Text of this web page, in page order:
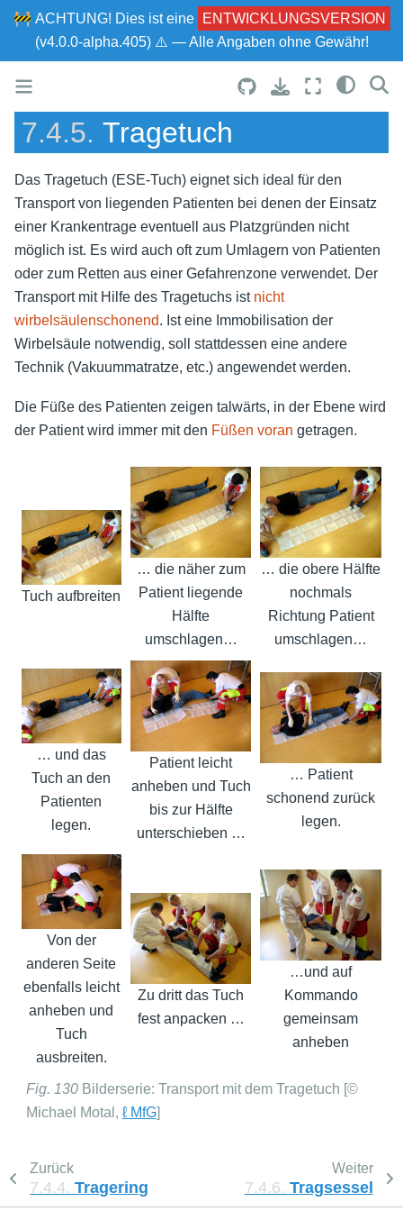
🚧 ACHTUNG! Dies ist eine
ENTWICKLUNGSVERSION
(v4.0.0-alpha.405) ⚠ — Alle Angaben ohne Gewähr!
7.4.5. Tragetuch
Das Tragetuch (ESE-Tuch) eignet sich ideal für den
Transport von liegenden Patienten bei denen der Einsatz
einer Krankentrage eventuell aus Platzgründen nicht
möglich ist. Es wird auch oft zum Umlagern von Patienten
oder zum Retten aus einer Gefahrenzone verwendet. Der
Transport mit Hilfe des Tragetuchs ist nicht
wirbelsäulenschonend. Ist eine Immobilisation der
Wirbelsäule notwendig, soll stattdessen eine andere
Technik (Vakuummatratze, etc.) angewendet werden.
Die Füße des Patienten zeigen talwärts, in der Ebene wird
der Patient wird immer mit den Füßen voran getragen.
Tuch aufbreiten
… die näher zum
Patient liegende
Hälfte
umschlagen…
… die obere Hälfte
nochmals
Richtung Patient
umschlagen…
… und das
Tuch an den
Patienten
legen.
Patient leicht
anheben und Tuch
bis zur Hälfte
unterschieben …
… Patient
schonend zurück
legen.
Von der
anderen Seite
ebenfalls leicht
anheben und
Tuch
ausbreiten.
Zu dritt das Tuch
fest anpacken …
…und auf
Kommando
gemeinsam
anheben
Fig. 130 Bilderserie: Transport mit dem Tragetuch [©
Michael Motal, ℓ MfG]
Zurück
7.4.4.Tragering
Weiter
7.4.6. Tragsessel